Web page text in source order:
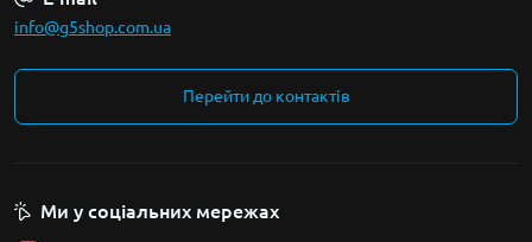
info@g5shop.com.ua
Перейти до контактів
Ми у соціальних мережах